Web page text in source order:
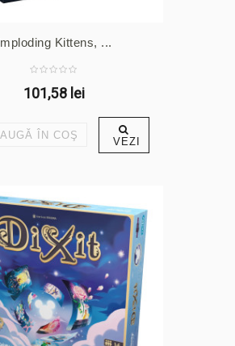
Kittens, ...
101,58 lei
ÎN COŞ VEZI